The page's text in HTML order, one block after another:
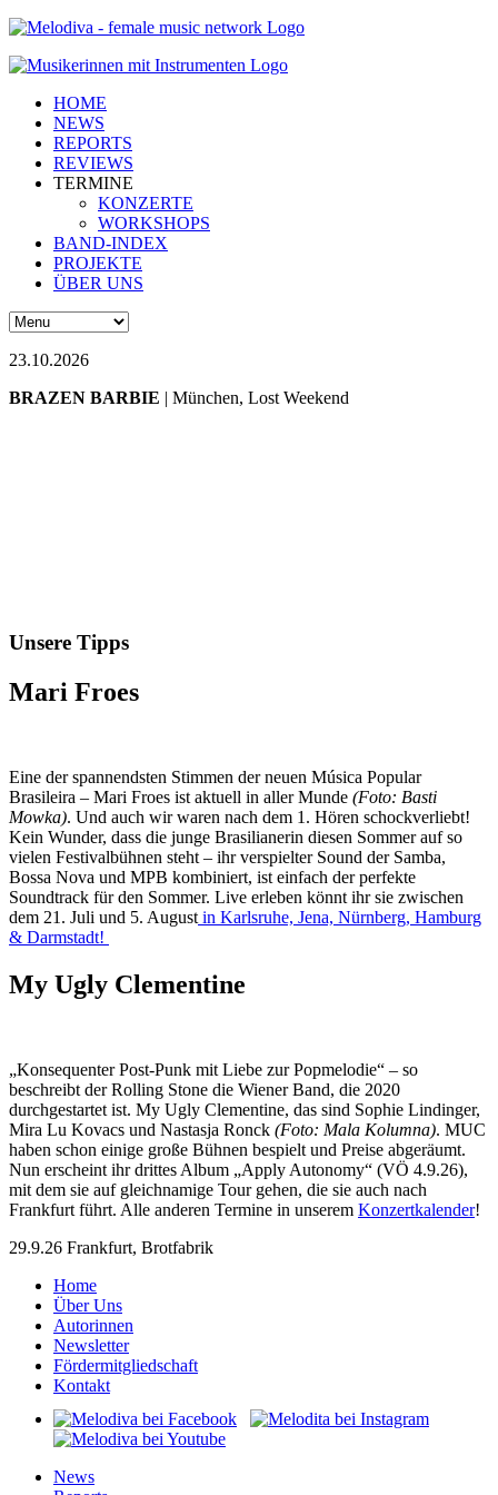
HOME
NEWS
REPORTS
REVIEWS
TERMINE
KONZERTE
WORKSHOPS
BAND-INDEX
PROJEKTE
ÜBER UNS
23.10.2026
BRAZEN BARBIE | München, Lost Weekend
Unsere Tipps
Mari Froes
Eine der spannendsten Stimmen der neuen Música Popular
Brasileira – Mari Froes ist aktuell in aller Munde (Foto: Basti
Mowka). Und auch wir waren nach dem 1. Hören schockverliebt!
Kein Wunder, dass die junge Brasilianerin diesen Sommer auf so
vielen Festivalbühnen steht – ihr verspielter Sound der Samba,
Bossa Nova und MPB kombiniert, ist einfach der perfekte
Soundtrack für den Sommer. Live erleben könnt ihr sie zwischen
dem 21. Juli und 5. August in Karlsruhe, Jena, Nürnberg, Hamburg
& Darmstadt!
My Ugly Clementine
„Konsequenter Post-Punk mit Liebe zur Popmelodie“ – so
beschreibt der Rolling Stone die Wiener Band, die 2020
durchgestartet ist. My Ugly Clementine, das sind Sophie Lindinger,
Mira Lu Kovacs und Nastasja Ronck (Foto: Mala Kolumna). MUC
haben schon einige große Bühnen bespielt und Preise abgeräumt.
Nun erscheint ihr drittes Album „Apply Autonomy“ (VÖ 4.9.26),
mit dem sie auf gleichnamige Tour gehen, die sie auch nach
Frankfurt führt. Alle anderen Termine in unserem Konzertkalender!
29.9.26 Frankfurt, Brotfabrik
Home
Über Uns
Autorinnen
Newsletter
Fördermitgliedschaft
Kontakt
News